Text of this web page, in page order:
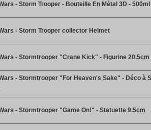
- Storm Trooper - Bouteille En Métal 3D - 500ml
- Storm Trooper collector Helmet
- Stormtrooper "Crane Kick" - Figurine 20.5cm
- Stormtrooper "For Heaven's Sake" - Déco à
- Stormtrooper "Game On!" - Statuette 9.5cm